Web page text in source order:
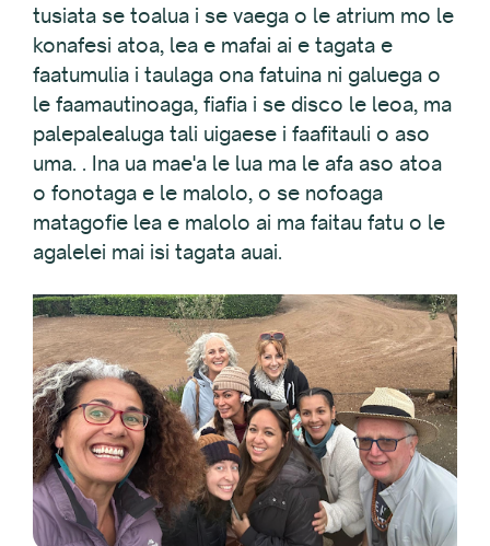
tusiata se toalua i se vaega o le atrium mo le
konafesi atoa, lea e mafai ai e tagata e
faatumulia i taulaga ona fatuina ni galuega o
le faamautinoaga, fiafia i se disco le leoa, ma
palepalealuga tali uigaese i faafitauli o aso
uma. . Ina ua mae'a le lua ma le afa aso atoa
o fonotaga e le malolo, o se nofoaga
matagofie lea e malolo ai ma faitau fatu o le
agalelei mai isi tagata auai.